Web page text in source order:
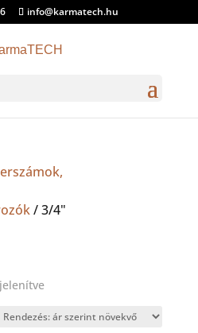
info@karmatech.hu
/ 3/4"
Sorted
price: